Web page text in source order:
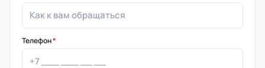
Телефон*